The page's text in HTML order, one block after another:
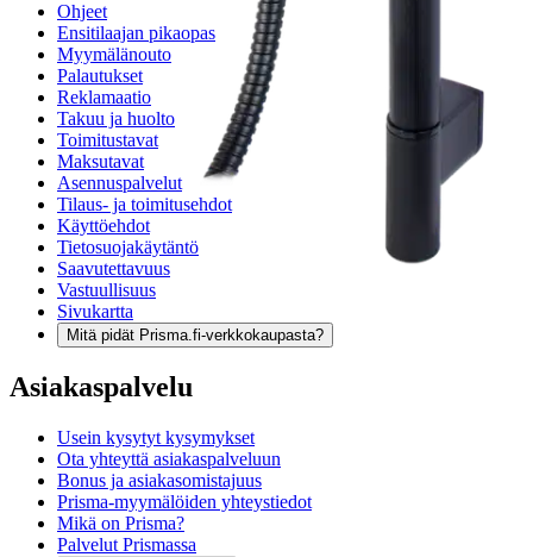
Ohjeet
Ensitilaajan pikaopas
Myymälänouto
Palautukset
Reklamaatio
Takuu ja huolto
Toimitustavat
Maksutavat
Asennuspalvelut
Tilaus- ja toimitusehdot
Käyttöehdot
Tietosuojakäytäntö
Saavutettavuus
Vastuullisuus
Sivukartta
Mitä pidät Prisma.fi-verkkokaupasta?
Asiakaspalvelu
Usein kysytyt kysymykset
Ota yhteyttä asiakaspalveluun
Bonus ja asiakasomistajuus
Prisma-myymälöiden yhteystiedot
Mikä on Prisma?
Palvelut Prismassa